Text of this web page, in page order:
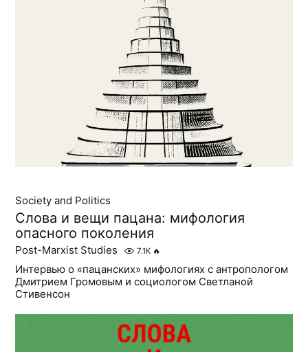
Society and Politics
Слова и вещи пацана: мифология
опасного поколения
Post-Marxist Studies 7.1K 🔥
Интервью о «пацанских» мифологиях с антропологом
Дмитрием Громовым и социологом Светланой
Стивенсон